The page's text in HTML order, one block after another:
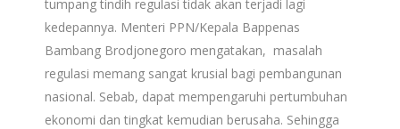
tumpang tindih regulasi tidak akan terjadi lagi
kedepannya. Menteri PPN/Kepala Bappenas
Bambang Brodjonegoro mengatakan, masalah
regulasi memang sangat krusial bagi pembangunan
nasional. Sebab, dapat mempengaruhi pertumbuhan
ekonomi dan tingkat kemudian berusaha. Sehingga